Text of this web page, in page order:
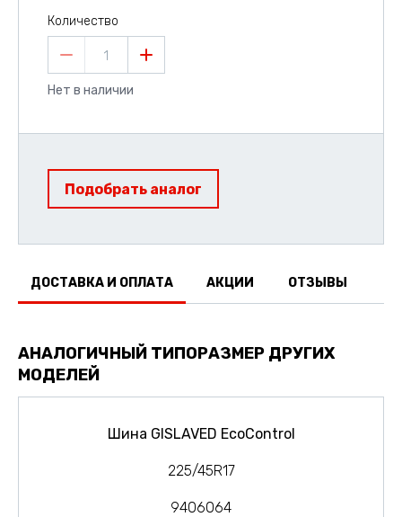
Количество
1
Нет в наличии
Подобрать аналог
ДОСТАВКА И ОПЛАТА АКЦИИ ОТЗЫВЫ
АНАЛОГИЧНЫЙ ТИПОРАЗМЕР ДРУГИХ
МОДЕЛЕЙ
Шина GISLAVED EcoControl
225/45R17
9406064